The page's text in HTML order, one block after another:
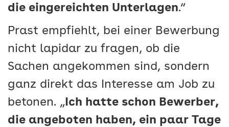
die eingereichten Unterlagen.“
Prast empfiehlt, bei einer Bewerbung
nicht lapidar zu fragen, ob die
Sachen angekommen sind, sondern
ganz direkt das Interesse am Job zu
betonen. „Ich hatte schon Bewerber,
die angeboten haben, ein paar Tage